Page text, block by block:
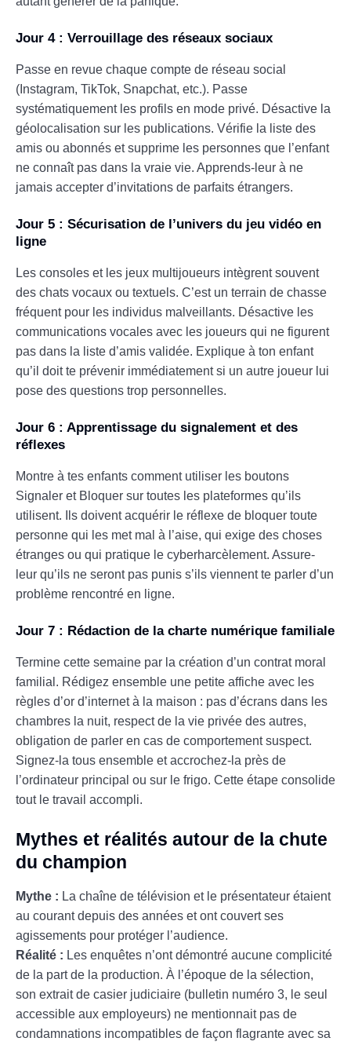
Jour 4 : Verrouillage des réseaux sociaux
Passe en revue chaque compte de réseau social
(Instagram, TikTok, Snapchat, etc.). Passe
systématiquement les profils en mode privé. Désactive la
géolocalisation sur les publications. Vérifie la liste des
amis ou abonnés et supprime les personnes que l’enfant
ne connaît pas dans la vraie vie. Apprends-leur à ne
jamais accepter d’invitations de parfaits étrangers.
Jour 5 : Sécurisation de l’univers du jeu vidéo en
ligne
Les consoles et les jeux multijoueurs intègrent souvent
des chats vocaux ou textuels. C’est un terrain de chasse
fréquent pour les individus malveillants. Désactive les
communications vocales avec les joueurs qui ne figurent
pas dans la liste d’amis validée. Explique à ton enfant
qu’il doit te prévenir immédiatement si un autre joueur lui
pose des questions trop personnelles.
Jour 6 : Apprentissage du signalement et des
réflexes
Montre à tes enfants comment utiliser les boutons
Signaler et Bloquer sur toutes les plateformes qu’ils
utilisent. Ils doivent acquérir le réflexe de bloquer toute
personne qui les met mal à l’aise, qui exige des choses
étranges ou qui pratique le cyberharcèlement. Assure-
leur qu’ils ne seront pas punis s’ils viennent te parler d’un
problème rencontré en ligne.
Jour 7 : Rédaction de la charte numérique familiale
Termine cette semaine par la création d’un contrat moral
familial. Rédigez ensemble une petite affiche avec les
règles d’or d’internet à la maison : pas d’écrans dans les
chambres la nuit, respect de la vie privée des autres,
obligation de parler en cas de comportement suspect.
Signez-la tous ensemble et accrochez-la près de
l’ordinateur principal ou sur le frigo. Cette étape consolide
tout le travail accompli.
Mythes et réalités autour de la chute
du champion
Mythe : La chaîne de télévision et le présentateur étaient
au courant depuis des années et ont couvert ses
agissements pour protéger l’audience.
Réalité : Les enquêtes n’ont démontré aucune complicité
de la part de la production. À l’époque de la sélection,
son extrait de casier judiciaire (bulletin numéro 3, le seul
accessible aux employeurs) ne mentionnait pas de
condamnations incompatibles de façon flagrante avec sa